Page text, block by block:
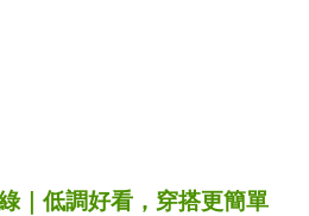
｜低調好看，穿搭更簡單